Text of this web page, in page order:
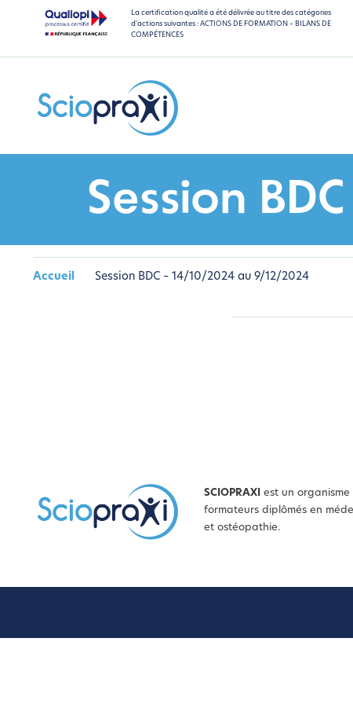
La certification qualité a été délivrée au titre des catégories
d'actions suivantes : ACTIONS DE FORMATION – BILANS DE
COMPÉTENCES
Session
Accueil Session BDC – 14/10/2024 au 9/12/2024
SCIOPRAXI
est un
formateurs diplômés en
et ostéopathie.